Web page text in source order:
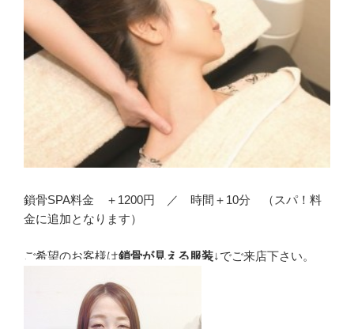
鎖骨SPA料金 ＋1200円 ／ 時間＋10分 （スパ！料
金に追加となります）
ご希望のお客様は鎖骨が見える服装↓でご来店下さい。